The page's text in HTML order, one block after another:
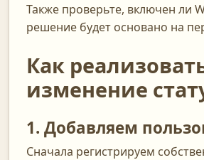
Также проверьте, включен ли
решение будет основано на
Как
изменение
1. Добавляем
Сначала регистрируем